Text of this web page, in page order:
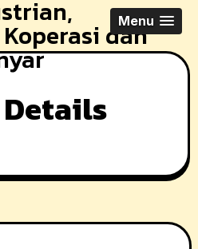
dan
Menu